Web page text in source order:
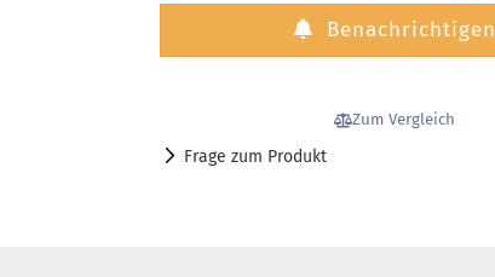
Benachrichtigen
Zum Vergleich
Frage zum Produkt